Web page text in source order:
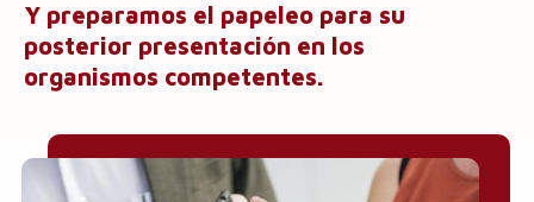
Y preparamos el papeleo para su
posterior presentación en los
organismos competentes.